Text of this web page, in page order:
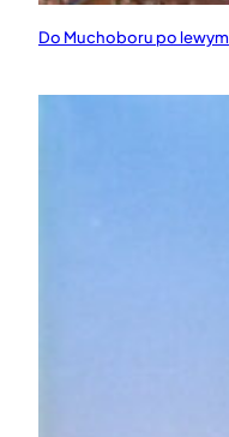
Do Muchoboru po lewym